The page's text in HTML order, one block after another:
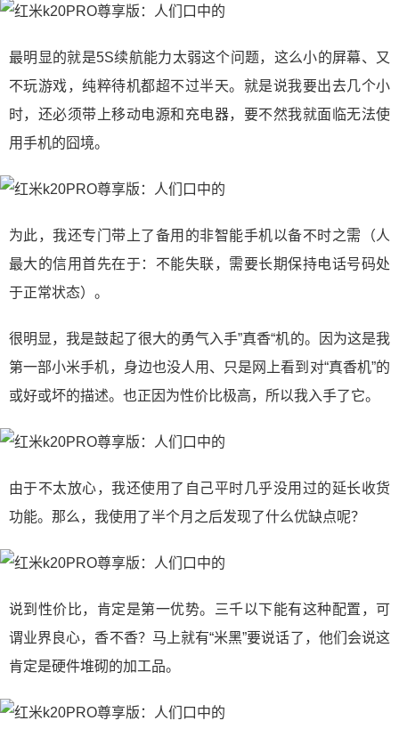
最明显的就是5S续航能力太弱这个问题，这么小的屏幕、又
不玩游戏，纯粹待机都超不过半天。就是说我要出去几个小
时，还必须带上移动电源和充电器，要不然我就面临无法使
用手机的囧境。
为此，我还专门带上了备用的非智能手机以备不时之需（人
最大的信用首先在于：不能失联，需要长期保持电话号码处
于正常状态）。
很明显，我是鼓起了很大的勇气入手”真香“机的。因为这是我
第一部小米手机，身边也没人用、只是网上看到对“真香机”的
或好或坏的描述。也正因为性价比极高，所以我入手了它。
由于不太放心，我还使用了自己平时几乎没用过的延长收货
功能。那么，我使用了半个月之后发现了什么优缺点呢？
说到性价比，肯定是第一优势。三千以下能有这种配置，可
谓业界良心，香不香？马上就有“米黑”要说话了，他们会说这
肯定是硬件堆砌的加工品。